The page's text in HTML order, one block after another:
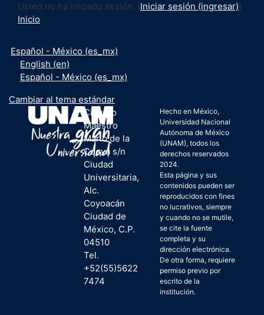
Usted no ha iniciado sesión. (Iniciar sesión (ingresar))
Inicio
Español - México ‎(es_mx)‎
English ‎(en)‎
Español - México ‎(es_mx)‎
Cambiar al tema estándar
Circuito
Maestro
Mario de la
Cueva s/n
Ciudad
Universitaria,
Alc.
Coyoacán
Ciudad de
México, C.P.
04510
Tel.
+52(55)5622
7474
Hecho en México,
Universidad Nacional
Autónoma de México
(UNAM), todos los
derechos reservados
2024.
Esta página y sus
contenidos pueden ser
reproducidos con fines
no lucrativos, siempre
y cuando no se mutile,
se cite la fuente
completa y su
dirección electrónica.
De otra forma, requiere
permiso previo por
escrito de la
institución.